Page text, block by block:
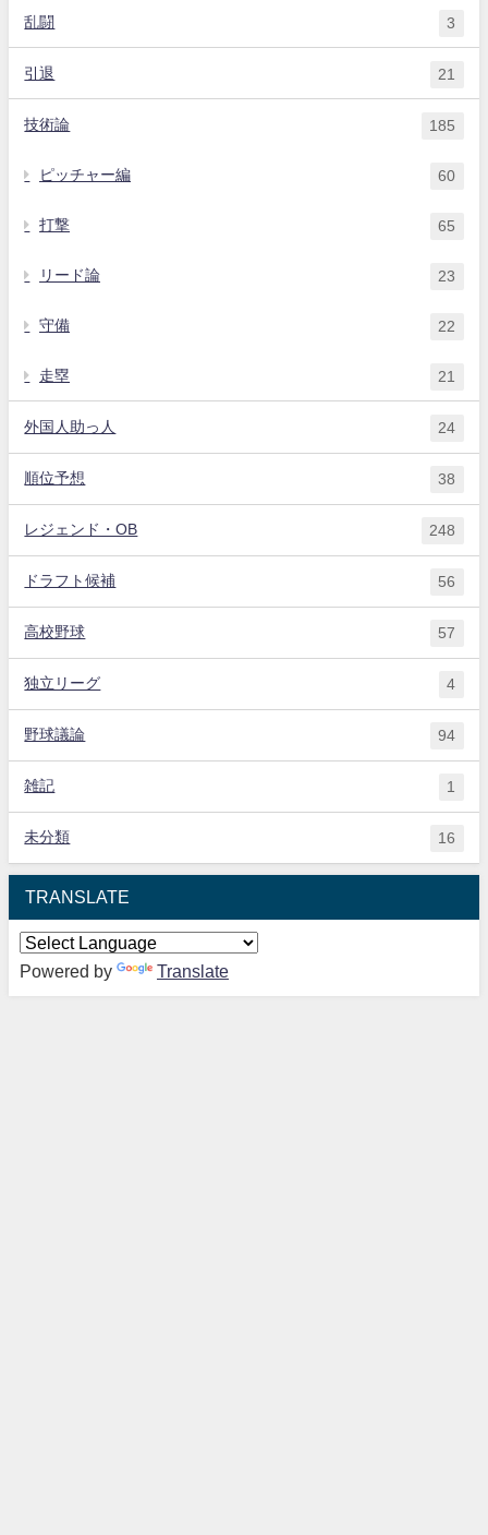
乱闘 3
引退 21
技術論 185
ピッチャー編 60
打撃 65
リード論 23
守備 22
走塁 21
外国人助っ人 24
順位予想 38
レジェンド・OB 248
ドラフト候補 56
高校野球 57
独立リーグ 4
野球議論 94
雑記 1
未分類 16
TRANSLATE
Powered by Translate